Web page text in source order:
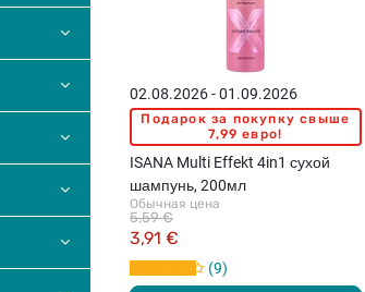
02.08.2026 - 01.09.2026
Подарок за покупку свыше
7,99 евро!
ISANA Multi Effekt 4in1 сухой
шампунь, 200мл
Обычная цена
3,91 €
5,59 €
9